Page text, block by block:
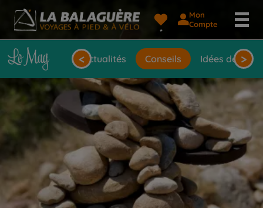
Mon
Compte
Actualités Conseils Idées de
< >